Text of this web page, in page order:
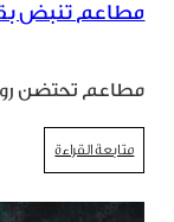
مطاعم تنبض
مطاعم تحتضن
متابعة القراءة